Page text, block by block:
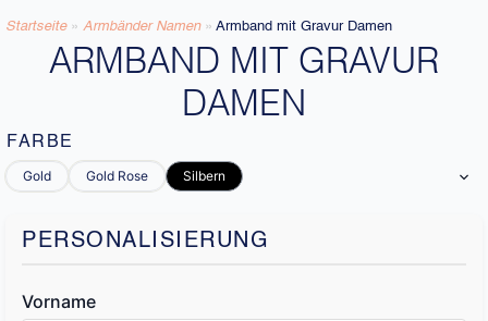
Startseite » Armbänder Namen » Armband mit Gravur Damen
ARMBAND MIT GRAVUR
DAMEN
FARBE
Gold Gold Rose Silbern
PERSONALISIERUNG
Vorname